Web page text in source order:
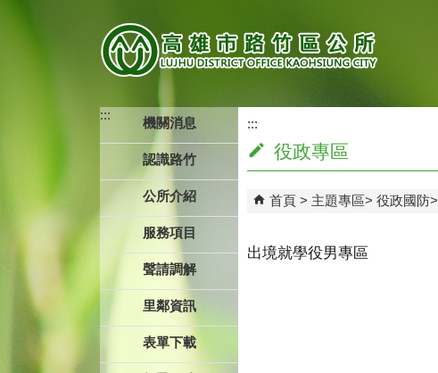
:::
機關消息
認識路竹
公所介紹
服務項目
聲請調解
里鄰資訊
表單下載
:::
役政專區
首頁 主題專區 役政國防
出境就學役男專區